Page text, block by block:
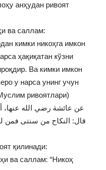
анҳудан ривоят
ва саллам:
кимки никоҳга имкон
ҳақиқатан кўзни
Ва кимки имкон
у нарса унинг учун
ривоятлари)
عن عائشة رضي الله عنها،
قال: النكاح من سنتى فمن
қилинади:
ва саллам: “Никоҳ